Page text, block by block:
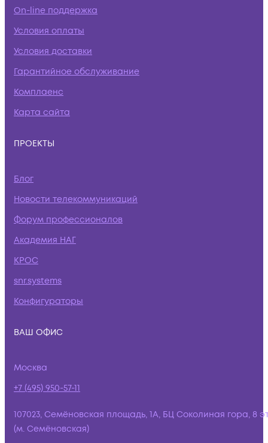
On-line поддержка
Условия оплаты
Условия доставки
Гарантийное обслуживание
Комплаенс
Карта сайта
ПРОЕКТЫ
Блог
Новости телекоммуникаций
Форум профессионалов
Академия НАГ
КРОС
snr.systems
Конфигураторы
ВАШ ОФИС
Москва
+7 (495) 950-57-11
107023, Семёновская площадь, 1А, БЦ Соколиная гора, 8
(м. Семёновская)